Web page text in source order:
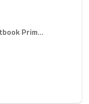
Prim...